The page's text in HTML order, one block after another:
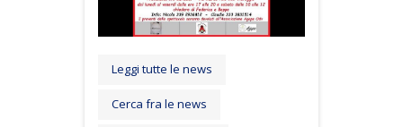
Leggi tutte le news
Cerca fra le news